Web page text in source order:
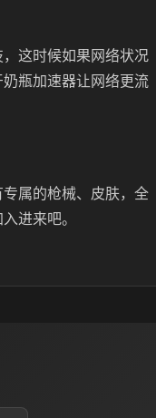
这时候如果网络状况
瓶加速器让网络更流
属的枪械、皮肤，全
进来吧。